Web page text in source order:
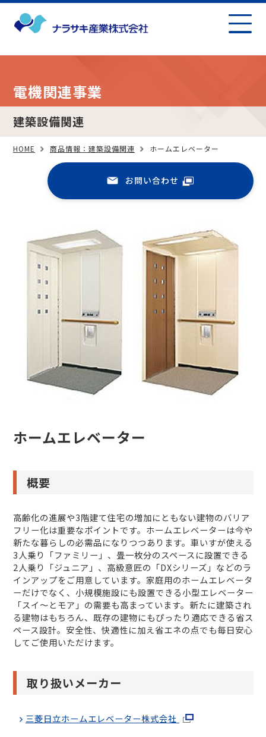
電機関連事業
建築設備関連
HOME 商品情報：建築設備関連 ホームエレベーター
お問い合わせ
ホームエレベーター
概要
高齢化の進展や3階建て住宅の増加にともない建物のバリア
フリー化は重要なポイントです。ホームエレベーターは今や
新たな暮らしの必需品になりつつあります。車いすが使える
3人乗り「ファミリー」、畳一枚分のスペースに設置できる
2人乗り「ジュニア」、高級意匠の「DXシリーズ」などのラ
インアップをご用意しています。家庭用のホームエレベータ
ーだけでなく、小規模施設にも設置できる小型エレベーター
「スイ～とモア」の需要も高まっています。新たに建築され
る建物はもちろん、既存の建物にもぴったり適応できる省ス
ペース設計。安全性、快適性に加え省エネの点でも毎日安心
してご使用いただけます。
取り扱いメーカー
三菱日立ホームエレベーター株式会社